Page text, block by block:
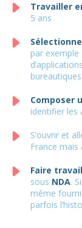
Travailler
5 ans
par
Composer
identifier les
S’ouvrir et
France mais
Faire
sous NDA.
même
parfois